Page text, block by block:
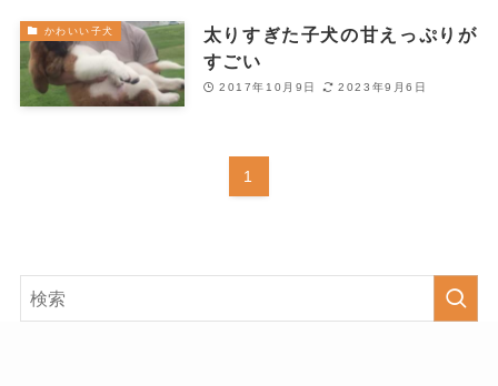
かわいい子犬
太りすぎた子犬の甘えっぷりが
すごい
2017年10月9日 2023年9月6日
1